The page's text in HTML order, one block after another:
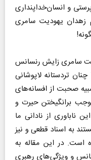
و انسان‌خداپنداری
زهدان یهودیت سامری
سامری زایش رنسانس
تردستانه لاپوشانی
صحبت از افسانه‌های
برانگیختن حیرت و
ناباوری از نادانی ما
به اسناد قطعی و نیز
در این مقاله به
و ویژگی‌های رهبری